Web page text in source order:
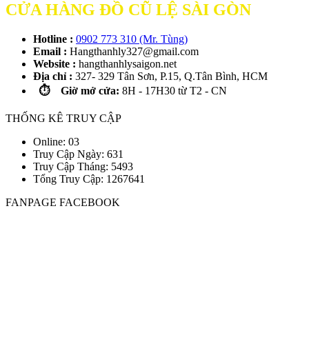
CỬA HÀNG ĐỒ CŨ LỆ SÀI GÒN
Hotline : 0902 773 310 (Mr. Tùng)
Email : Hangthanhly327@gmail.com
Website : hangthanhlysaigon.net
Địa chỉ : 327- 329 Tân Sơn, P.15, Q.Tân Bình, HCM
⏱️ Giờ mở cửa: 8H - 17H30 từ T2 - CN
THỐNG KÊ TRUY CẬP
Online: 03
Truy Cập Ngày: 631
Truy Cập Tháng: 5493
Tổng Truy Cập: 1 267641
FANPAGE FACEBOOK